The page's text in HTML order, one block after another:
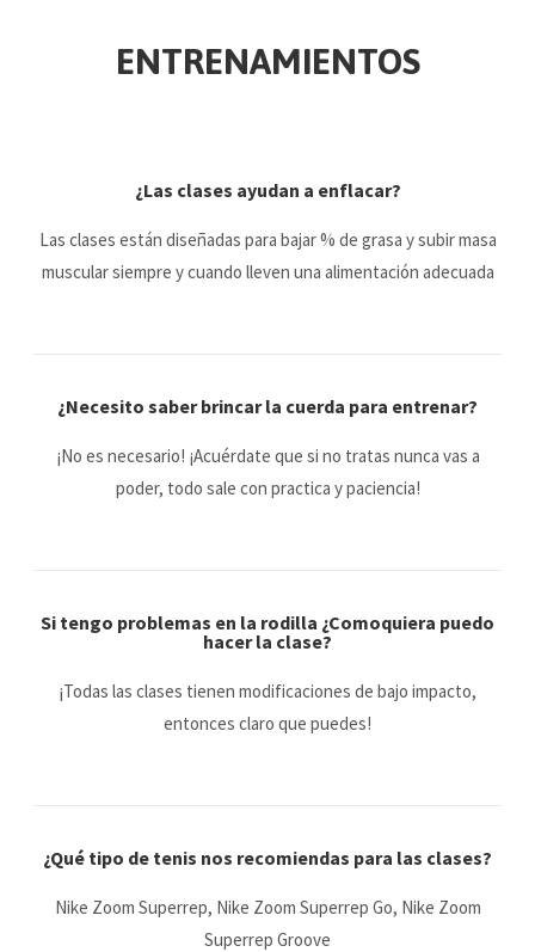
ENTRENAMIENTOS
¿Las clases ayudan a enflacar?
Las clases están diseñadas para bajar % de grasa y subir masa
muscular siempre y cuando lleven una alimentación adecuada
¿Necesito saber brincar la cuerda para entrenar?
¡No es necesario! ¡Acuérdate que si no tratas nunca vas a
poder, todo sale con practica y paciencia!
Si tengo problemas en la rodilla ¿Comoquiera puedo
hacer la clase?
¡Todas las clases tienen modificaciones de bajo impacto,
entonces claro que puedes!
¿Qué tipo de tenis nos recomiendas para las clases?
Nike Zoom Superrep, Nike Zoom Superrep Go, Nike Zoom
Superrep Groove